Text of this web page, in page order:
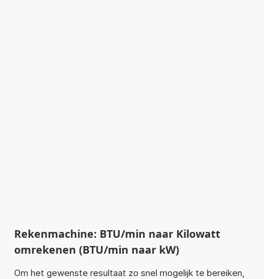
Rekenmachine: BTU/min naar Kilowatt
omrekenen (BTU/min naar kW)
Om het gewenste resultaat zo snel mogelijk te bereiken,